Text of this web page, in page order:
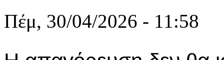
Πέμ, 30/04/2026 - 11:58